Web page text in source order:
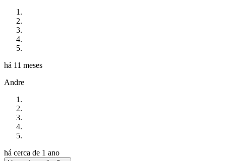
há 11 meses
Andre
há cerca de 1 ano